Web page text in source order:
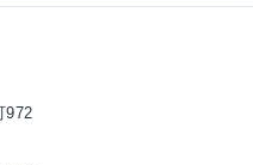
972